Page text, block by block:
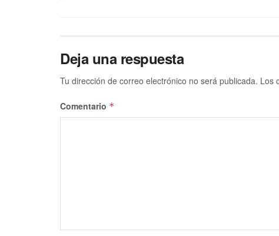
Deja una respuesta
Tu dirección de correo electrónico no será publicada. Los
Comentario *